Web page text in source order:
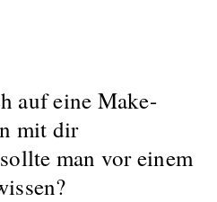
auf eine Make-
mit dir
man vor einem